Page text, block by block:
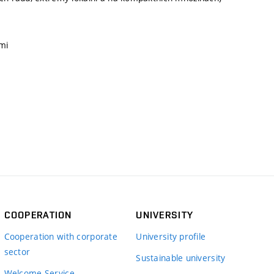
COOPERATION
Cooperation with corporate
sector
UNIVERSITY
University profile
Sustainable university